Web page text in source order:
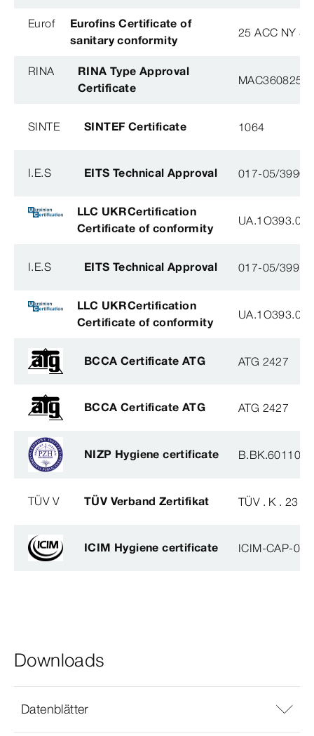
Eurof
Eurofins Certificate of
sanitary conformity
25 ACC NY
RINA
RINA Type Approval
Certificate
SINTE SINTEF Certificate 1064
I.E.S EITS Technical Approval 017-05/3990-
LLC UKRCertification
Certificate of conformity
I.E.S EITS Technical Approval 017-05/3991-
LLC UKRCertification
Certificate of conformity
BCCA Certificate ATG ATG 2427
BCCA Certificate ATG ATG 2427
NIZP Hygiene certificate
TÜV V TÜV Verband Zertifikat TÜV . K . 23 -
ICIM Hygiene certificate ICIM-CAP-
Downloads
Datenblätter